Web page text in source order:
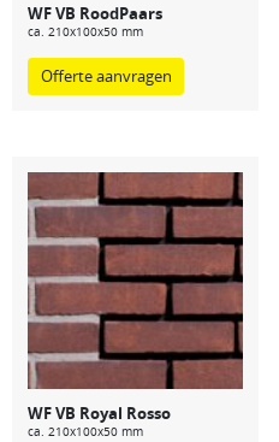
WF VB RoodPaars
ca. 210x100x50 mm
Offerte aanvragen
WF VB Royal Rosso
ca. 210x100x50 mm